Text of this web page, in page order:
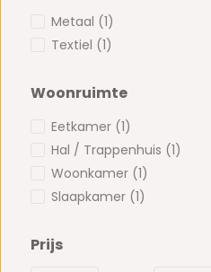
Metaal (1)
Textiel (1)
Woonruimte
Eetkamer (1)
Hal / Trappenhuis (1)
Woonkamer (1)
Slaapkamer (1)
Prijs